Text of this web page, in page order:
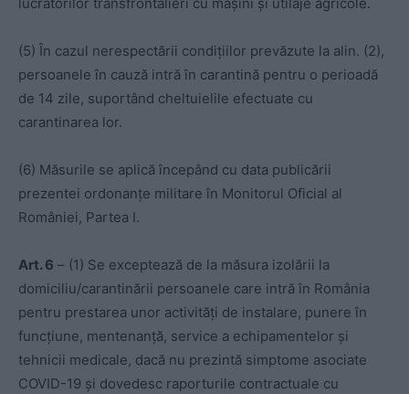
lucrătorilor transfrontalieri cu mașini și utilaje agricole.
(5) În cazul nerespectării condițiilor prevăzute la alin. (2),
persoanele în cauză intră în carantină pentru o perioadă
de 14 zile, suportând cheltuielile efectuate cu
carantinarea lor.
(6) Măsurile se aplică începând cu data publicării
prezentei ordonanțe militare în Monitorul Oficial al
României, Partea I.
Art. 6 – (1) Se exceptează de la măsura izolării la
domiciliu/carantinării persoanele care intră în România
pentru prestarea unor activități de instalare, punere în
funcțiune, mentenanță, service a echipamentelor și
tehnicii medicale, dacă nu prezintă simptome asociate
COVID-19 și dovedesc raporturile contractuale cu